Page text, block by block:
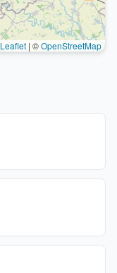
Leaflet | ©OpenStreetMap